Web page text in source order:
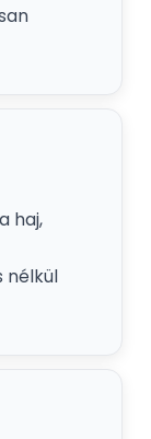
haj,
nélkül